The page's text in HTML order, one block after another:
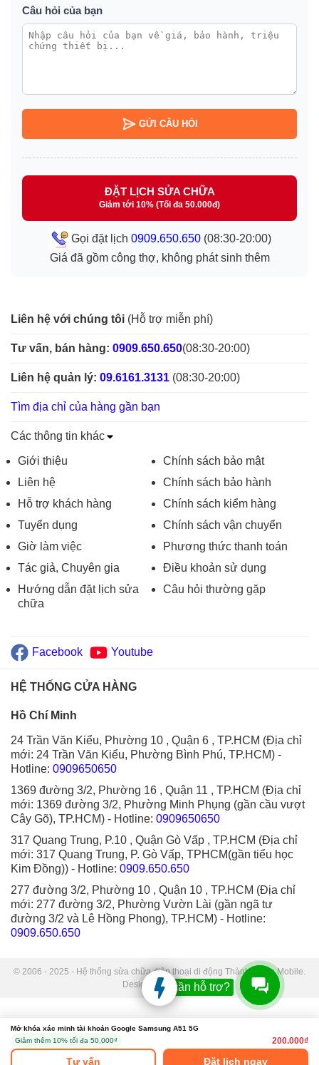
Câu hỏi của bạn
GỬI CÂU HỎI
ĐẶT LỊCH SỬA CHỮA
Giảm tới 10% (Tối đa 50.000đ)
Gọi đặt lịch 0909.650.650(08:30-20:00)
Giá đã gồm công thợ, không phát sinh thêm
Liên hệ với chúng tôi (Hỗ trợ miễn phí)
Tư vấn, bán hàng: 0909.650.650(08:30-20:00)
Liên hệ quản lý: 09.6161.3131 (08:30-20:00)
Tìm địa chỉ của hàng gần bạn
Các thông tin khác
Giới thiệu
Liên hệ
Hỗ trợ khách hàng
Tuyển dụng
Giờ làm việc
Tác giả, Chuyên gia
Hướng dẫn đặt lịch sửa
chữa
Chính sách bảo mật
Chính sách bảo hành
Chính sách kiểm hàng
Chính sách vận chuyển
Phương thức thanh toán
Điều khoản sử dụng
Câu hỏi thường gặp
Facebook Youtube
HỆ THỐNG CỬA HÀNG
Hồ Chí Minh
24 Trần Văn Kiểu, Phường 10 , Quận 6 , TP.HCM (Địa chỉ
mới: 24 Trần Văn Kiểu, Phường Bình Phú, TP.HCM) -
Hotline: 0909650650
1369 đường 3/2, Phường 16 , Quận 11 , TP.HCM (Địa chỉ
mới: 1369 đường 3/2, Phường Minh Phụng (gần cầu vượt
Cây Gõ), TP.HCM) - Hotline: 0909650650
317 Quang Trung, P.10 , Quận Gò Vấp , TP.HCM (Địa chỉ
mới: 317 Quang Trung, P. Gò Vấp, TPHCM(gần tiểu học
Kim Đồng)) - Hotline: 0909.650.650
277 đường 3/2, Phường 10 , Quận 10 , TP.HCM (Địa chỉ
mới: 277 đường 3/2, Phường Vườn Lài (gần ngã tư
đường 3/2 và Lê Hồng Phong), TP.HCM) - Hotline:
0909.650.650
© 2006 - 2025 - Hệ thống sửa chữa điện thoại di động Thành Trung Mobile.
Designed by Sudo.
Mở khóa xác minh tài khoản Google Samsung A51 5G
Giảm thêm 10% tối đa 50,000₫
200.000₫
Tư vấn Đặt lịch ngay
Bạn cần hỗ trợ?